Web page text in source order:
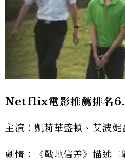
Netflix電影推薦排名6.
主演：凱莉華盛頓、艾波妮
劇情：《戰地信差》描述